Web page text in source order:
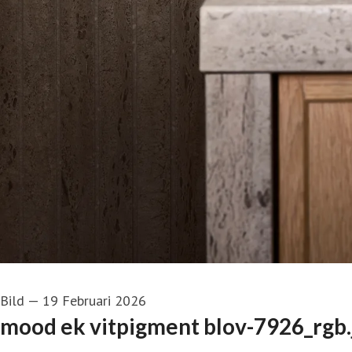
Bild — 19 Februari 2026
mood ek vitpigment blov-